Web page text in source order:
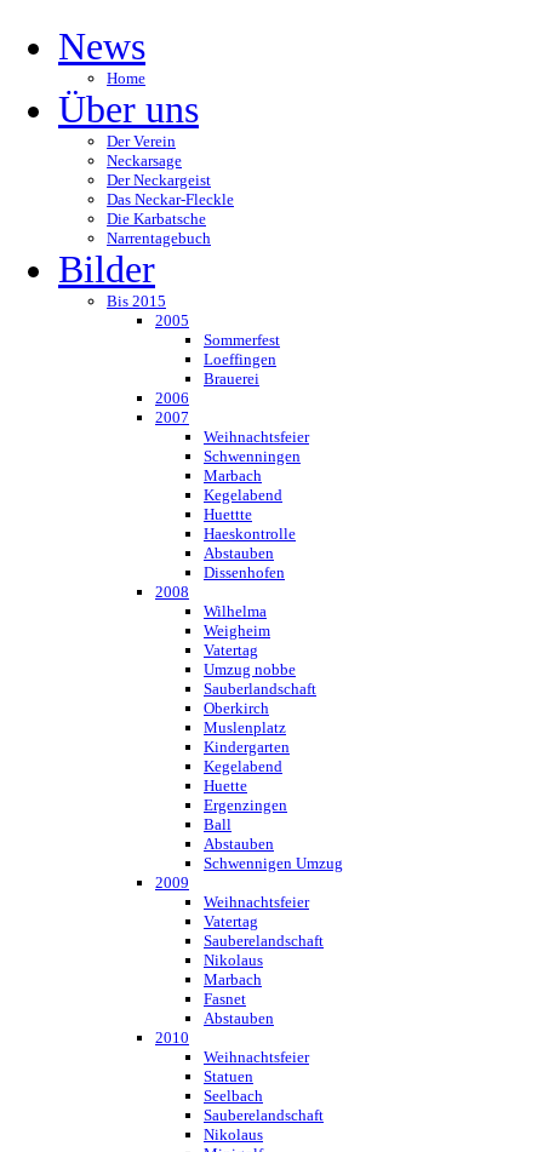
News
Home
Über uns
Der Verein
Neckarsage
Der Neckargeist
Das Neckar-Fleckle
Die Karbatsche
Narrentagebuch
Bilder
Bis 2015
2005
Sommerfest
Loeffingen
Brauerei
2006
2007
Weihnachtsfeier
Schwenningen
Marbach
Kegelabend
Huettte
Haeskontrolle
Abstauben
Dissenhofen
2008
Wilhelma
Weigheim
Vatertag
Umzug nobbe
Sauberlandschaft
Oberkirch
Muslenplatz
Kindergarten
Kegelabend
Huette
Ergenzingen
Ball
Abstauben
Schwennigen Umzug
2009
Weihnachtsfeier
Vatertag
Sauberelandschaft
Nikolaus
Marbach
Fasnet
Abstauben
2010
Weihnachtsfeier
Statuen
Seelbach
Sauberelandschaft
Nikolaus